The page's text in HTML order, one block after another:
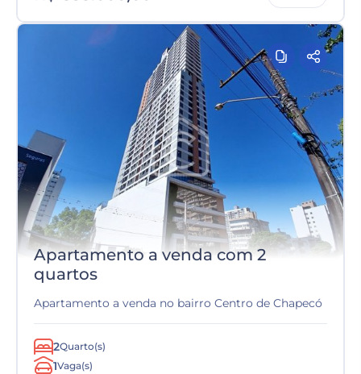
Apartamento a venda com 2
quartos
Apartamento a venda no bairro Centro de Chapecó
2Quarto(s)
1Vaga(s)